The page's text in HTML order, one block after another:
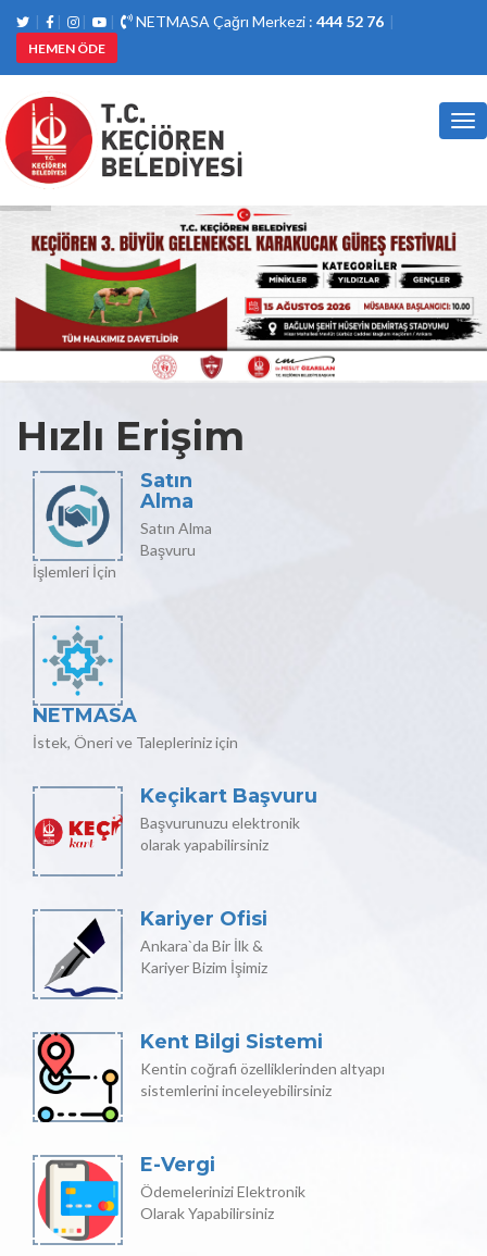
NETMASA Çağrı Merkezi : 444 52 76
HEMEN ÖDE
Hızlı Erişim
Satın
Alma
Satın Alma
Başvuru
İşlemleri İçin
NETMASA
İstek, Öneri ve Talepleriniz için
Keçikart Başvuru
Başvurunuzu elektronik
olarak yapabilirsiniz
Kariyer Ofisi
Ankara`da Bir İlk &
Kariyer Bizim İşimiz
Kent Bilgi Sistemi
Kentin coğrafi özelliklerinden altyapı
sistemlerini inceleyebilirsiniz
E-Vergi
Ödemelerinizi Elektronik
Olarak Yapabilirsiniz